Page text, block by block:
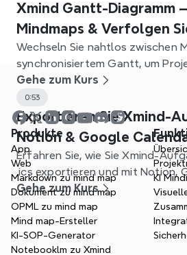
Xmind Gantt-Diagramm
Mindmaps & Verfolgen
Wechseln Sie nahtlos zwischen
synchronisiertem Gantt, um
planen, Abhängigkeiten
nachzuverfolgen.
Gehe zum Kurs
0:53
Exportieren Sie Xmind-
Notion & Google
Erfahren Sie, wie Sie Xmind-
.ics exportieren und mit Notion,
anderen Apps verknüpfen
Arbeitsablauf zu optimieren.
Gehe zum Kurs
Produkte
App
Web
Markdown zu mind map
Dokument zu mind map
OPML zu mind map
Mind map-Ersteller
KI-SOP-Generator
Notebooklm zu Xmind
KI